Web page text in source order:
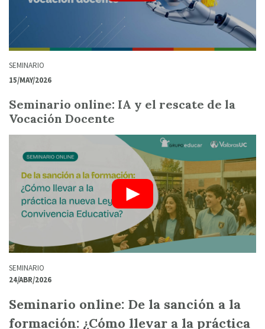
SEMINARIO
15/MAY/2026
Seminario online: IA y el rescate de la
Vocación Docente
SEMINARIO
24/ABR/2026
Seminario online: De la sanción a la
formación: ¿Cómo llevar a la práctica